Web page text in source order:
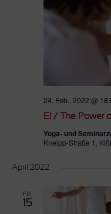
24. Feb.. 2022 @
EI / The Power
Yoga- und
Kneipp-Straße 1,
April 2022
FR.
15